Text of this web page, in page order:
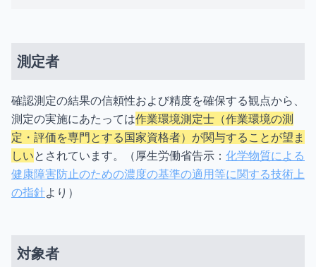
測定者
確認測定の結果の信頼性および精度を確保する観点から、
測定の実施にあたっては作業環境測定士（作業環境の測
定・評価を専門とする国家資格者）が関与することが望ま
しいとされています。（厚生労働省告示： 化学物質による
健康障害防止のための濃度の基準の適用等に関する技術上
の指針より）
対象者